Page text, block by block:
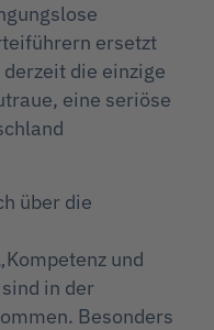
ersetzt
die einzige
eine seriöse
über die
und
in der
Besonders